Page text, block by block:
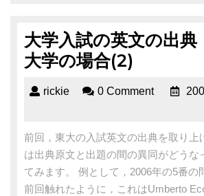
大学入試の英文の
大学の場合(2)
rickie 0 Comment
前回，東大の入試英文の出典を取り上
は出典原文と出題の間の異同がどうな
てみます。 例として，2006年の5番の
前回触れたように，これはUmberto